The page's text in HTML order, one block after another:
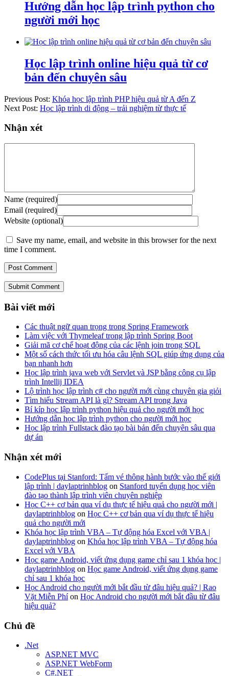
Hướng dẫn học lập trình python cho
người mới học
Học lập trình online hiệu quả từ cơ
bản đến chuyên sâu
Previous Post: Khóa học lập trình PHP hiệu quả từ A đến Z
Next Post: Học lập trình di động – trải nghiệm từ thực tế
Nhận xét
Name (required)
Email (required)
Website (optional)
Save my name, email, and website in this browser for the next
time I comment.
Submit Comment
Bài viết mới
Các thuật ngữ quan trọng trong Spring Framework
Làm việc với Thymeleaf trong lập trình Spring Boot
Giải mã cơ chế hoạt động của các lệnh join trong SQL
Một số cách thức tối ưu hóa câu lệnh SQL giúp ứng dụng của
bạn nhanh hơn
Học lập trình java web với Servlet và JSP bằng công cụ lập
trình Intellij IDEA
Lộ trình học lập trình c# cho người mới cùng chuyên gia giỏi
Tìm hiểu Stream API là gì? Stream API trong Java
Bí kíp học lập trình python hiệu quả cho người mới học
Hướng dẫn học lập trình python cho người mới học
Học lập trình Fullstack đào tạo bài bản đến chuyên sâu qua
dự án
Nhận xét mới
CodePlus tại Stanford: Tấm vé thông hành bước vào thế giới
lập trình | daylaptrinhblog on Stanford tuyển dụng học viên
đào tạo thành lập trình viên chuyên nghiệp
Học C++ cơ bản qua ví dụ thực tế hiệu quả cho người mới |
daylaptrinhblog on Học C++ cơ bản qua ví dụ thực tế hiệu
quả cho người mới
Khóa học lập trình VBA – Tự động hóa Excel với VBA |
daylaptrinhblog on Khóa học lập trình VBA – Tự động hóa
Excel với VBA
Học game Android, viết ứng dụng game chỉ sau 1 khóa học |
daylaptrinhblog on Học game Android, viết ứng dụng game
chỉ sau 1 khóa học
Học Android cho người mới bắt đầu từ đâu hiệu quả? | Rao
Vặt Miễn Phíon Học Android cho người mới bắt đầu từ đâu
hiệu quả?
Chủ đề
.Net
ASP.NET MVC
ASP.NET WebForm
C#.NET